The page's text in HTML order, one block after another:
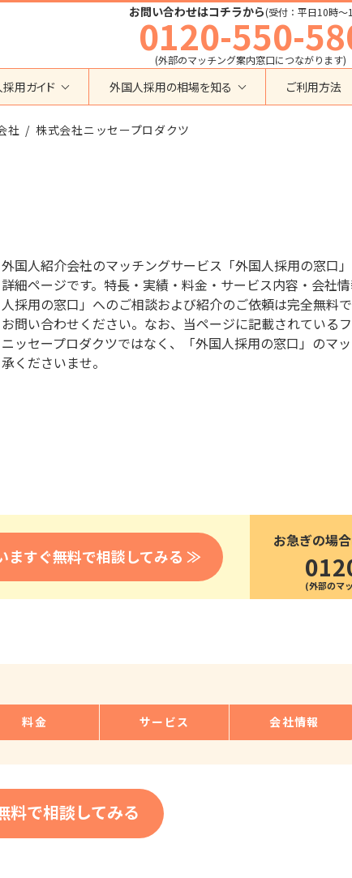
お問い合わせはコチラから(受付：平日10時〜
0120-550-
(外部のマッチング案内窓口につながります)
資格から検索する
高度専門職
留学
インターンシップ
特定活動
介護
医療
業界・職種から検索する
運送・ドライバー
自動車整備
宿泊
外食
農業
通訳・翻訳
IT
営業
貿易
用ガイド
用
格・ビザ
修
レスリリース
ち資料
外国人採用の相場を知る
育成就労外国人の受け入れ相場
ご利用方法
社 株式会社ニッセープロダクツ
外国人紹介会社のマッチングサービス「外国人採用の窓口
詳細ページです。特長・実績・料金・サービス内容・会社
人採用の窓口」へのご相談および紹介のご依頼は完全無料
お問い合わせください。なお、当ページに記載されている
ニッセープロダクツではなく、「外国人採用の窓口」のマ
承くださいませ。
ますぐ無料で相談してみる ≫
お急ぎの場
料金 サービス 会社情報
料で相談してみる